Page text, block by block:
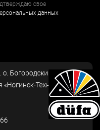
свое
данных
о. Богородский, г.
«Ногинск-Технопарк»,